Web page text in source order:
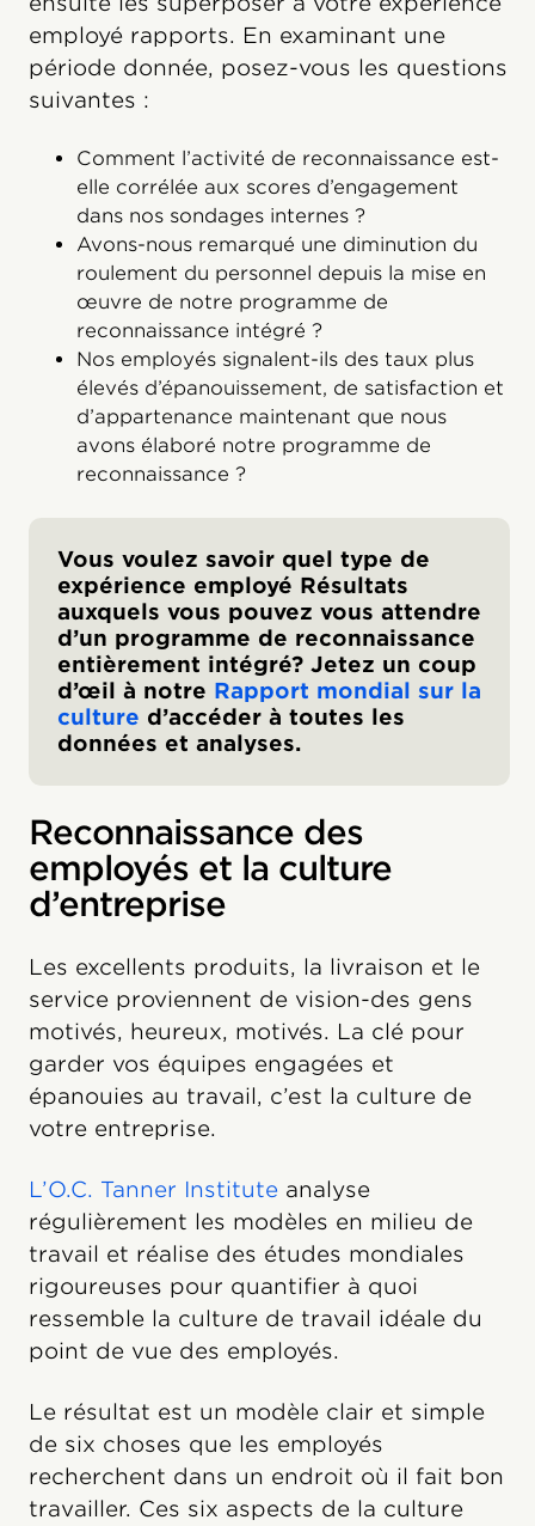
employé rapports. En examinant une
période donnée, posez-vous les questions
suivantes :
Comment l’activité de reconnaissance est-
elle corrélée aux scores d’engagement
dans nos sondages internes ?
Avons-nous remarqué une diminution du
roulement du personnel depuis la mise en
œuvre de notre programme de
reconnaissance intégré ?
Nos employés signalent-ils des taux plus
élevés d’épanouissement, de satisfaction et
d’appartenance maintenant que nous
avons élaboré notre programme de
reconnaissance ?
Vous voulez savoir quel type de
expérience employé Résultats
auxquels vous pouvez vous attendre
d’un programme de reconnaissance
entièrement intégré? Jetez un coup
d’œil à notre Rapport mondial sur la
culture d’accéder à toutes les
données et analyses.
Reconnaissance des
employés et la culture
d’entreprise
Les excellents produits, la livraison et le
service proviennent de vision-des gens
motivés, heureux, motivés. La clé pour
garder vos équipes engagées et
épanouies au travail, c’est la culture de
votre entreprise.
L’O.C. Tanner Institute analyse
régulièrement les modèles en milieu de
travail et réalise des études mondiales
rigoureuses pour quantifier à quoi
ressemble la culture de travail idéale du
point de vue des employés.
Le résultat est un modèle clair et simple
de six choses que les employés
recherchent dans un endroit où il fait bon
travailler. Ces six aspects de la culture